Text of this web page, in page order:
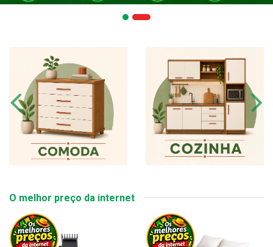
O melhor preço da internet